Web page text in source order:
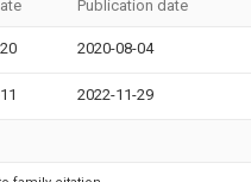
Publication date
2020-08-04
2022-11-29